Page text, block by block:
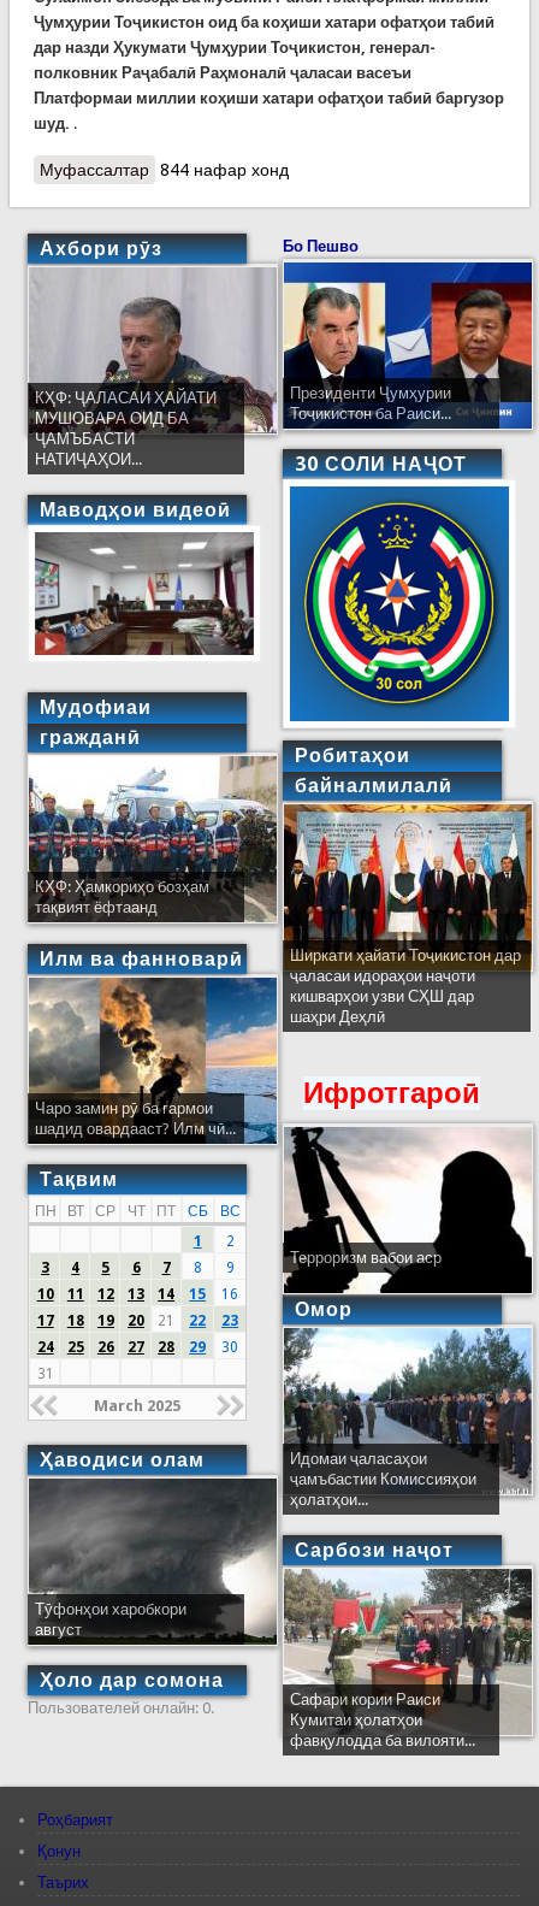
Ҷумҳурии Тоҷикистон оид ба коҳиши хатари офатҳои табиӣ
дар назди Ҳукумати Ҷумҳурии Тоҷикистон, генерал-
полковник Раҷабалӣ Раҳмоналӣ ҷаласаи васеъи
Платформаи миллии коҳиши хатари офатҳои табиӣ баргузор
шуд. .
Муфассалтаро Баргузории Ҷаласаи Платформаи миллии
844 нафар хонд
Ахбори рӯз
КҲФ: ҶАЛАСАИ ҲАЙАТИ
МУШОВАРА ОИД БА
ҶАМЪБАСТИ
НАТИҶАҲОИ...
Маводҳои видеоӣ
Мудофиаи
гражданӣ
КҲФ: Ҳамкориҳо бозҳам
тақвият ёфтаанд
Илм ва фанноварӣ
Чаро замин рӯ ба гармои
шадид овардааст? Илм чӣ...
Тақвим
ПН ВТ СР ЧТ ПТ СБ
ВС
1
2
3
4 5 6 7 8
9
10
11 12 13 14 15
16
17
18 19 20 21 22
23
24
25 26 27 28 29
30
31
March 2025
Ҳаводиси олам
Тӯфонҳои харобкори
август
Ҳоло дар сомона
Пользователей онлайн: 0.
Бо Пешво
Президенти Ҷумҳурии
Тоҷикистон ба Раиси...
30 СОЛИ НАҶОТ
Робитаҳои
байналмилалӣ
Ширкати ҳайати Тоҷикистон дар
ҷаласаи идораҳои наҷоти
кишварҳои узви СҲШ дар
шаҳри Деҳлӣ
Ифротгароӣ
Терроризм вабои аср
Омор
Идомаи ҷаласаҳои
ҷамъбастии Комиссияҳои
ҳолатҳои...
Сарбози наҷот
Сафари кории Раиси
Кумитаи ҳолатҳои
фавқулодда ба вилояти...
Роҳбарият
Қонун
Таърих